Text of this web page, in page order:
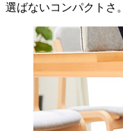
選ばないコンパクトさ。